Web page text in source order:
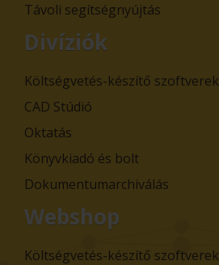
Távoli segítségnyújtás
Divíziók
Költségvetés-készítő szoftverek
CAD Stúdió
Oktatás
Könyvkiadó és bolt
Dokumentumarchiválás
Webshop
Költségvetés-készítő szoftverek